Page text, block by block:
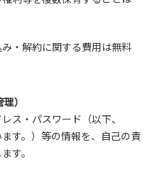
・解約に関する費用は無料
）
ス・パスワード（以下、
す。）等の情報を、自己の責
す。